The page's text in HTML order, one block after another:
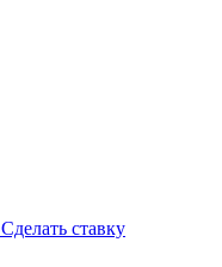
Сделать ставку